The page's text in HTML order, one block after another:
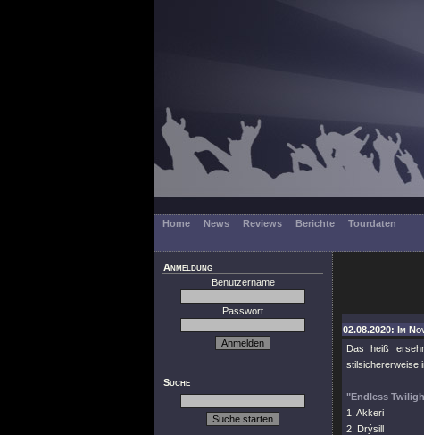
Home News Reviews Berichte
Tourdaten
Anmeldung
Benutzername
Passwort
Suche
02.08.2020: Im
Das heiß
stilsichererweise
"Endless
1. Akkeri
2. Drýsill